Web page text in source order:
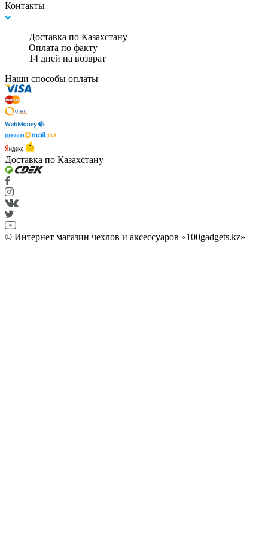
Контакты
Доставка по Казахстану
Оплата по факту
14 дней на возврат
Наши способы оплаты
Доставка по Казахстану
© Интернет магазин чехлов и аксессуаров «100gadgets.kz»